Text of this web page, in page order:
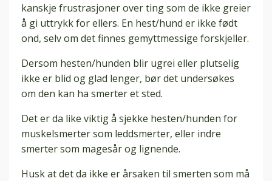
kanskje frustrasjoner over ting som de ikke greier
å gi uttrykk for ellers. En hest/hund er ikke født
ond, selv om det finnes gemyttmessige forskjeller.
Dersom hesten/hunden blir ugrei eller plutselig
ikke er blid og glad lenger, bør det undersøkes
om den kan ha smerter et sted.
Det er da like viktig å sjekke hesten/hunden for
muskelsmerter som leddsmerter, eller indre
smerter som magesår og lignende.
Husk at det da ikke er årsaken til smerten som må